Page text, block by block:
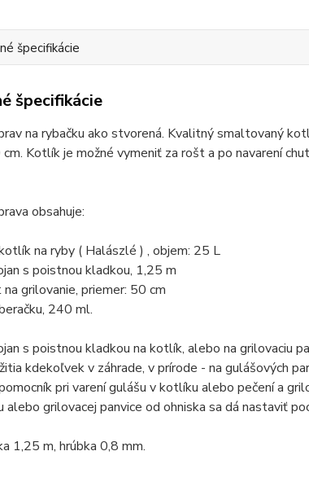
špecifikácie
špecifikácie
na rybačku ako stvorená. Kvalitný smaltovaný
Kotlík je možné vymeniť za rošt a po navarení
obsahuje:
na ryby ( Halászlé ) , objem: 25 L
s poistnou kladkou, 1,25 m
grilovanie, priemer: 50 cm
240 ml.
s poistnou kladkou na kotlík, alebo na grilovaciu
kdekoľvek v záhrade, v prírode - na gulášových
pri varení gulášu v kotlíku alebo pečení a
alebo grilovacej panvice od ohniska sa dá nastaviť
1,25 m, hrúbka 0,8 mm.